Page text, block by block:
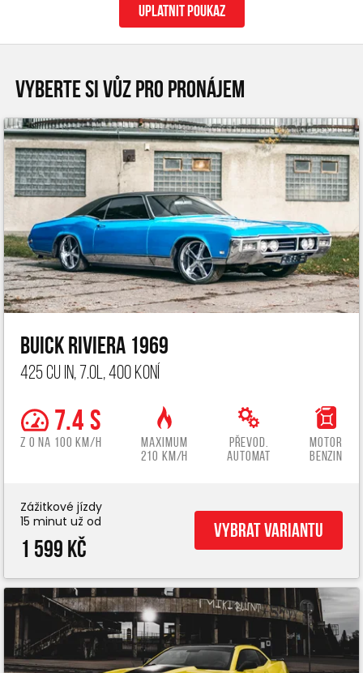
uplatnit poukaz
VYBERTE SI VŮZ PRO PRONÁJEM
Buick Riviera 1969
425 cu in, 7.0L, 400 koní
7.4 s
z 0 na 100 km/h
Maximum
210 km/h
Převod.
automat
Motor
benzin
Zážitkové jízdy
15 minut už od
1 599 Kč
Vybrat variantu